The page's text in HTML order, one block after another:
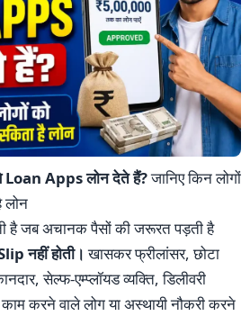
Loan Apps लोन देते हैं?जानिए किन लोगों
लोन
है जब अचानक पैसों की जरूरत पड़ती है
नहीं होती। खासकर फ्रीलांसर, छोटा
सेल्फ-एम्प्लॉयड व्यक्ति, डिलीवरी
करने वाले लोग या अस्थायी नौकरी करने